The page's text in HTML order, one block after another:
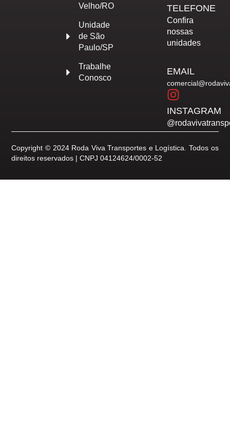
Velho/RO
Unidade
de São
Paulo/SP
Trabalhe
Conosco
TELEFONE
Confira
nossas
unidades
EMAIL
INSTAGRAM
Copyright © 2024 Roda Viva Transportes e Logística. Todos os
direitos reservados | CNPJ 04124624/0002-52